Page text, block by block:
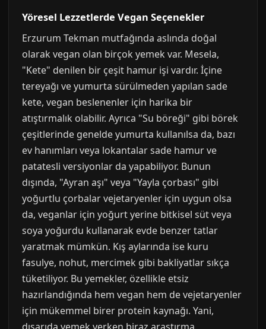
Yöresel Lezzetlerde Vegan Seçenekler
Erzurum Tekman mutfağında aslında doğal
olarak vegan olan birçok yemek var. Mesela,
"Kete" denilen bir çeşit hamur işi vardır. İçine
tereyağı ve yumurta sürülmeden yapılan sade
kete, vegan beslenenler için harika bir
atıştırmalık olabilir. Ayrıca "Su böreği" gibi börek
çeşitlerinde genelde yumurta kullanılsa da, bazı
ev hanımları veya lokantalar sade hamur ve
patatesli versiyonlar da yapabiliyor. Bunun
dışında, "Ayran aşı" veya "Yayla çorbası" gibi
yoğurtlu çorbalar vejetaryenler için uygun olsa
da, veganlar için yoğurt yerine bitkisel süt veya
soya yoğurdu kullanarak evde benzer tatlar
yaratmak mümkün. Kış aylarında ise kuru
fasulye, nohut, mercimek gibi bakliyatlar sıkça
tüketiliyor. Bu yemekler, özellikle etsiz
hazırlandığında hem vegan hem de vejetaryenler
için mükemmel birer protein kaynağı. Yani,